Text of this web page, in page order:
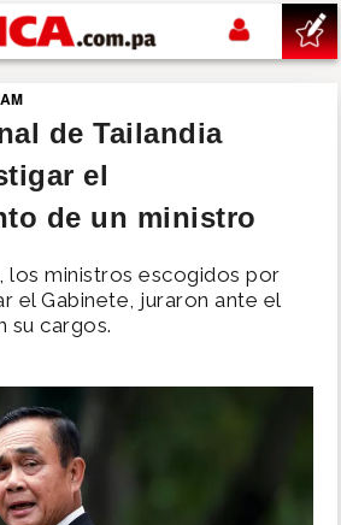
de Tailandia
el
de un ministro
los ministros escogidos por
el Gabinete, juraron ante el
su cargos.